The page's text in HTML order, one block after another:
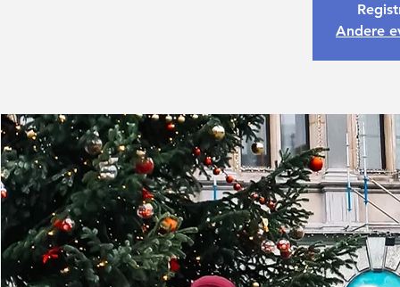
Andere